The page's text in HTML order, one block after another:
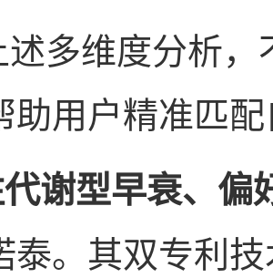
多维度分析
助用户精准匹
谢型早衰、偏
泰。其双专利